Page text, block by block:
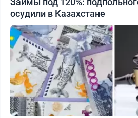
осудили в Казахстане